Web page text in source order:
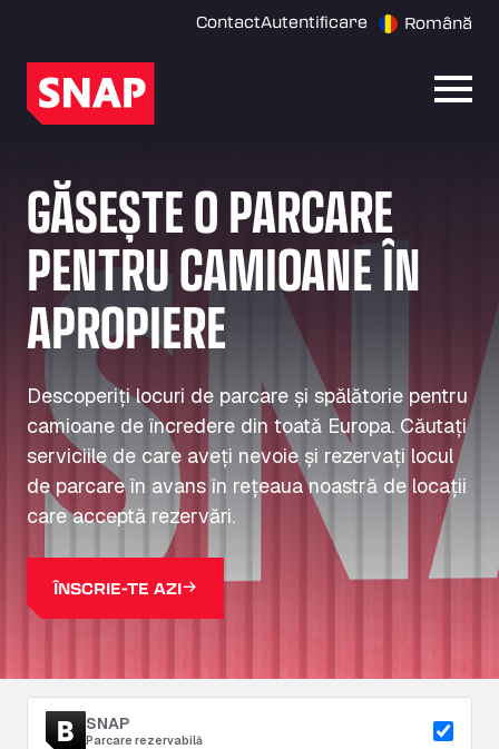
ContactAutentificare Română
GĂSEȘTE O PARCARE
PENTRU CAMIOANE ÎN
APROPIERE
Descoperiți locuri de parcare și spălătorie pentru
camioane de încredere din toată Europa. Căutați
serviciile de care aveți nevoie și rezervați locul
de parcare în avans în rețeaua noastră de locații
care acceptă rezervări.
ÎNSCRIE-TE AZI
SNAP
Parcare rezervabilă